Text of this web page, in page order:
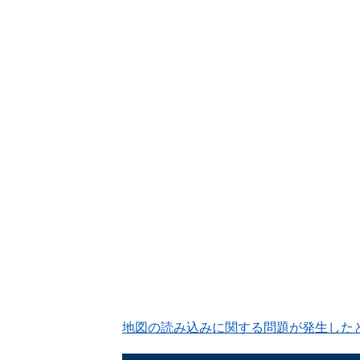
地図の読み込みに関する問題が発生した